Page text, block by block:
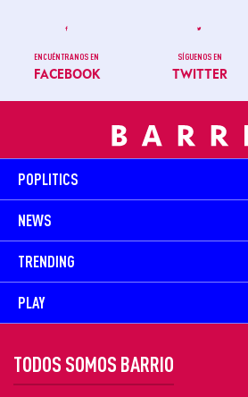
ENCUÉNTRANOS EN
FACEBOOK
SÍGUENOS EN
TWITTER
POPLITICS
NEWS
TRENDING
PLAY
TODOS SOMOS BARRIO